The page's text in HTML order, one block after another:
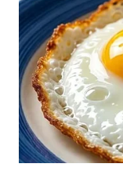
WN
KARAWANG
WN
BEKASI
WN
BOGOR